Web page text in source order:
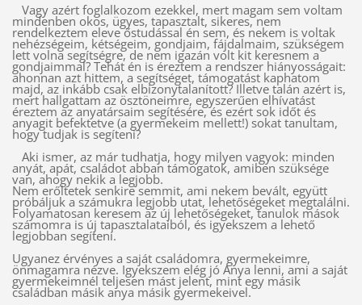
Vagy azért foglalkozom ezekkel, mert magam sem voltam
mindenben okos, ügyes, tapasztalt, sikeres, nem
rendelkeztem eleve őstudással én sem, és nekem is voltak
nehézségeim, kétségeim, gondjaim, fájdalmaim, szükségem
lett volna segítségre, de nem igazán volt kit keresnem a
gondjaimmal? Tehát én is éreztem a rendszer hiányosságait:
ahonnan azt hittem, a segítséget, támogatást kaphatom
majd, az inkább csak elbizonytalanított? Illetve talán azért is,
mert hallgattam az ösztöneimre, egyszerűen elhívatást
éreztem az anyatársaim segítésére, és ezért sok időt és
anyagit befektetve (a gyermekeim mellett!) sokat tanultam,
hogy tudjak is segíteni?
Aki ismer, az már tudhatja, hogy milyen vagyok: minden
anyát, apát, családot abban támogatok, amiben szüksége
van, ahogy nekik a legjobb.
Nem erőltetek senkire semmit, ami nekem bevált, együtt
próbáljuk a számukra legjobb utat, lehetőségeket megtalálni.
Folyamatosan keresem az új lehetőségeket, tanulok mások
számomra is új tapasztalataiból, és igyekszem a lehető
legjobban segíteni.
Ugyanez érvényes a saját családomra, gyermekeimre,
önmagamra nézve. Igyekszem elég jó Anya lenni, ami a saját
gyermekeimnél teljesen mást jelent, mint egy másik
családban másik anya másik gyermekeivel.